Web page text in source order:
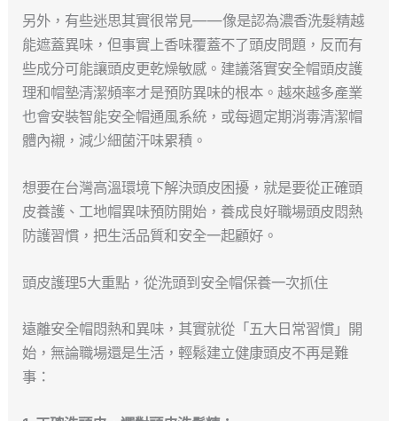
另外，有些迷思其實很常見——像是認為濃香洗髮精越
能遮蓋異味，但事實上香味覆蓋不了頭皮問題，反而有
些成分可能讓頭皮更乾燥敏感。建議落實安全帽頭皮護
理和帽墊清潔頻率才是預防異味的根本。越來越多產業
也會安裝智能安全帽通風系統，或每週定期消毒清潔帽
體內襯，減少細菌汗味累積。
想要在台灣高溫環境下解決頭皮困擾，就是要從正確頭
皮養護、工地帽異味預防開始，養成良好職場頭皮悶熱
防護習慣，把生活品質和安全一起顧好。
頭皮護理5大重點，從洗頭到安全帽保養一次抓住
遠離安全帽悶熱和異味，其實就從「五大日常習慣」開
始，無論職場還是生活，輕鬆建立健康頭皮不再是難
事：